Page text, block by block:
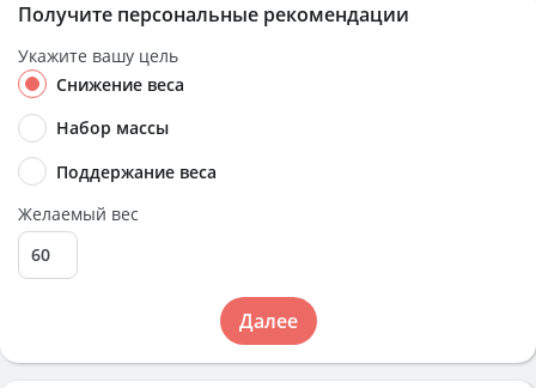
Получите персональные рекомендации
Укажите вашу цель
Снижение веса
Набор массы
Поддержание веса
Желаемый вес
Далее